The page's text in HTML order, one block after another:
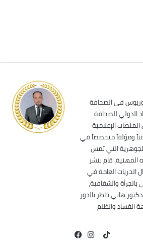
في الصحافة
الدولي للصحافة
الإعلامية
ومؤلفاً متخصصاً في
الجوهرية التي تمس
المهنية، قام بنشر
الحريات العامة في
والشفافية،
هاني خاطر بالدور
الفساد والظلم
TikTok